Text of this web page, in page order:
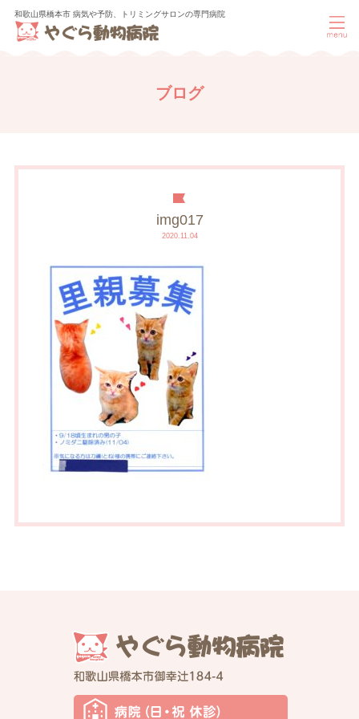
和歌山県橋本市 病気や予防、トリミングサロンの専門病院
ブログ
img017
2020.11.04